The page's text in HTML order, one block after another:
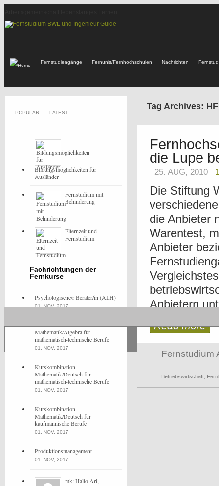
Fernstudiengänge Fernunis/Fernhochschulen Nachrichten
Tag Archives:
die Lupe
25. AUG, 2010
Die Stiftung
die Anbieter
Warentest,
Anbieter
Anbietern
Read more
Fernstudium
Betriebswirtschaft
POPULAR LATEST
Bildungsmöglichkeiten für
Ausländer
Fernstudium mit
Behinderung
Elternzeit und
Fernstudium
Fachrichtungen der
Fernkurse
Psychologische/r Berater/in (ALH)
01. NOV, 2017
Kurskombination
Mathematik/Algebra für
mathematisch-technische Berufe
01. NOV, 2017
Kurskombination
Mathematik/Deutsch für
mathematisch-technische Berufe
01. NOV, 2017
Kurskombination
Mathematik/Deutsch für
kaufmännische Berufe
01. NOV, 2017
Produktionsmanagement
01. NOV, 2017
mk: Hallo Ari,